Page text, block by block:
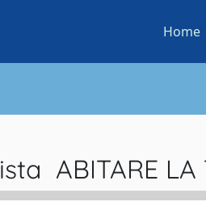
Home
ABITARE LA